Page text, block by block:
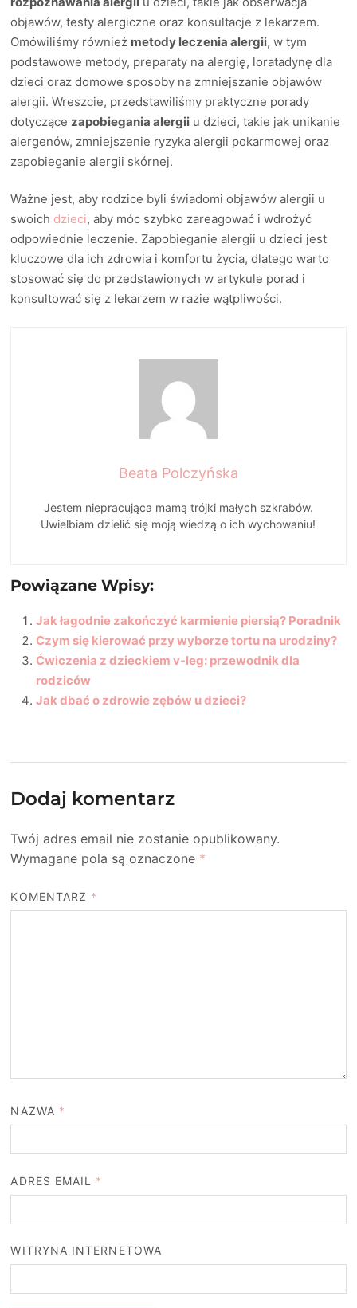
objawów, testy alergiczne oraz konsultacje z lekarzem.
Omówiliśmy również metody leczenia alergii, w tym
podstawowe metody, preparaty na alergię, loratadynę dla
dzieci oraz domowe sposoby na zmniejszanie objawów
alergii. Wreszcie, przedstawiliśmy praktyczne porady
dotyczące zapobiegania alergii u dzieci, takie jak unikanie
alergenów, zmniejszenie ryzyka alergii pokarmowej oraz
zapobieganie alergii skórnej.
Ważne jest, aby rodzice byli świadomi objawów alergii u
swoich dzieci, aby móc szybko zareagować i wdrożyć
odpowiednie leczenie. Zapobieganie alergii u dzieci jest
kluczowe dla ich zdrowia i komfortu życia, dlatego warto
stosować się do przedstawionych w artykule porad i
konsultować się z lekarzem w razie wątpliwości.
Beata Polczyńska
Jestem niepracująca mamą trójki małych szkrabów.
Uwielbiam dzielić się moją wiedzą o ich wychowaniu!
Powiązane Wpisy:
Jak łagodnie zakończyć karmienie piersią? Poradnik
Czym się kierować przy wyborze tortu na urodziny?
Ćwiczenia z dzieckiem v-leg: przewodnik dla
rodziców
Jak dbać o zdrowie zębów u dzieci?
Dodaj komentarz
Twój adres email nie zostanie opublikowany.
Wymagane pola są oznaczone *
KOMENTARZ *
NAZWA *
ADRES EMAIL *
WITRYNA INTERNETOWA